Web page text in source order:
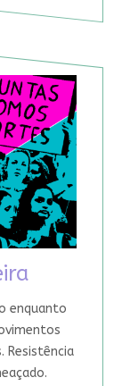
enquanto
Resistência